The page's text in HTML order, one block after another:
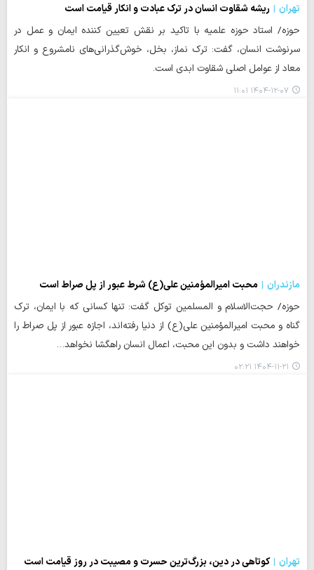
تهران
ریشه شقاوت انسان در ترک عبادت و انکار قیامت است
حوزه/ استاد حوزه علمیه با تاکید بر نقش تعیین‌ کننده ایمان و عمل در
سرنوشت انسان، گفت: ترک نماز، بخل، خوش‌گذرانی‌های نامشروع و انکار
معاد از عوامل اصلی شقاوت ابدی است.
۱۴۰۴-۱۲-۰۷ ۱۱:۰۱
مازندران
محبت امیرالمؤمنین علی(ع) شرط عبور از پل صراط است
حوزه/ حجت‌الاسلام و المسلمین توکل گفت: تنها کسانی که با ایمان، ترک
گناه و محبت امیرالمؤمنین علی(ع) از دنیا رفته‌اند، اجازه عبور از پل صراط را
خواهند داشت و بدون این محبت، اعمال انسان راهگشا نخواهد…
۱۴۰۴-۱۱-۲۱ ۰۲:۲۱
تهران
کوتاهی در دین، بزرگ‌ترین حسرت و مصیبت در روز قیامت است